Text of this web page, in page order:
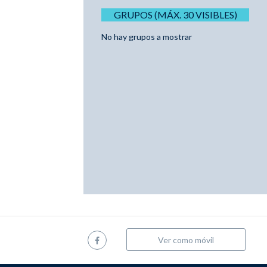
GRUPOS (MÁX. 30 VISIBLES)
No hay grupos a mostrar